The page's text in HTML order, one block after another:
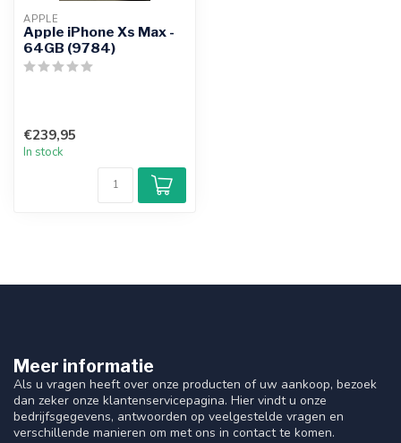
APPLE
Apple iPhone Xs Max -
64GB (9784)
€239,95
In stock
Meer informatie
Als u vragen heeft over onze producten of uw aankoop, bezoek
dan zeker onze klantenservicepagina. Hier vindt u onze
bedrijfsgegevens, antwoorden op veelgestelde vragen en
verschillende manieren om met ons in contact te komen.